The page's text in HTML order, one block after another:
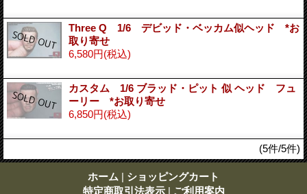
Three Q 1/6 デビッド・ベッカム似ヘッド *お
取り寄せ
6,580円(税込)
カスタム 1/6 ブラッド・ピット 似 ヘッド フュ
ーリー *お取り寄せ
6,850円(税込)
(5件/5件)
ホーム | ショッピングカート
特定商取引法表示 | ご利用案内